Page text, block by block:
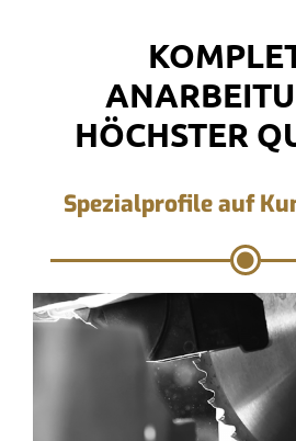
HÖCHSTER
Spezialprofile auf